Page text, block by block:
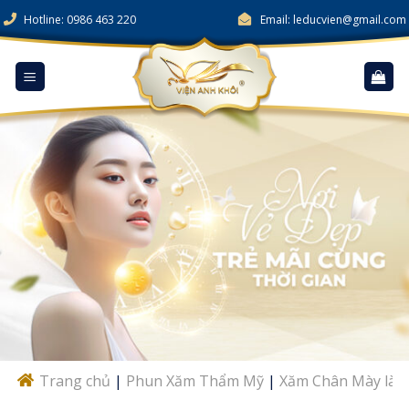
Skip
to
Hotline: 0986 463 220 Email: leducvien@gmail.com
Trang chủ | Phun Xăm Thẩm Mỹ| Xăm Chân Mày là